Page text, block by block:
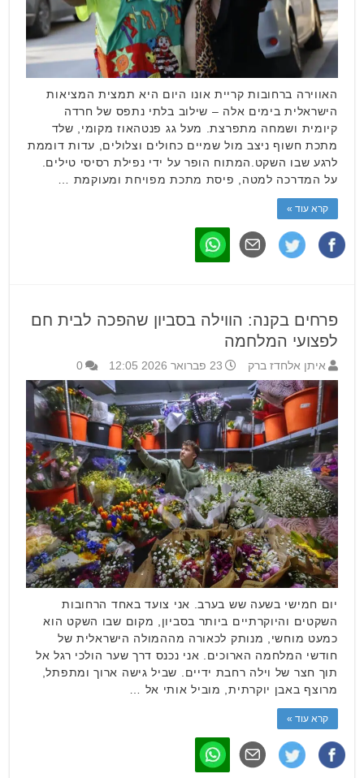
האווירה ברחובות קריית אונו היום היא תמצית המציאות
הישראלית בימים אלה – שילוב בלתי נתפס של חרדה
קיומית ושמחה מתפרצת. מעל גג פנטהאוז מקומי, שלד
מתכת חשוף ניצב מול שמיים כחולים וצלולים, עדות דוממת
לרגע שבו השקט.המתוח הופר על ידי נפילת רסיסי טילים.
על המדרכה למטה, פיסת מתכת מפויחת ומעוקמת …
קרא עוד »
פרחים בקנה: הווילה בסביון שהפכה לבית חם
לפצועי המלחמה
איתן אלחדז ברק 23 פברואר 2026 12:05 0
יום חמישי בשעה שש בערב. אני צועד באחד הרחובות
השקטים והיוקרתיים ביותר בסביון, מקום שבו השקט הוא
כמעט מוחשי, מנותק לכאורה מההמולה הישראלית של
חודשי המלחמה הארוכים. אני נכנס דרך שער הולכי רגל אל
תוך חצר של וילה רחבת ידיים. שביל גישה ארוך ומתפתל,
מרוצף באבן יוקרתית, מוביל אותי אל …
קרא עוד »